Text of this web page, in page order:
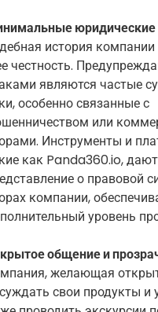
юридические
история
честность.
являются частые
особенно связанные с
или
Инструменты и
как Panda360.io, дают
о правовой
компании,
уровень
общение и
желающая
свои продукты и